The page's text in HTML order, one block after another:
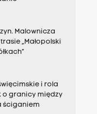
Malownicza
„Małopolski
i rola
o granicy między
ściganiem